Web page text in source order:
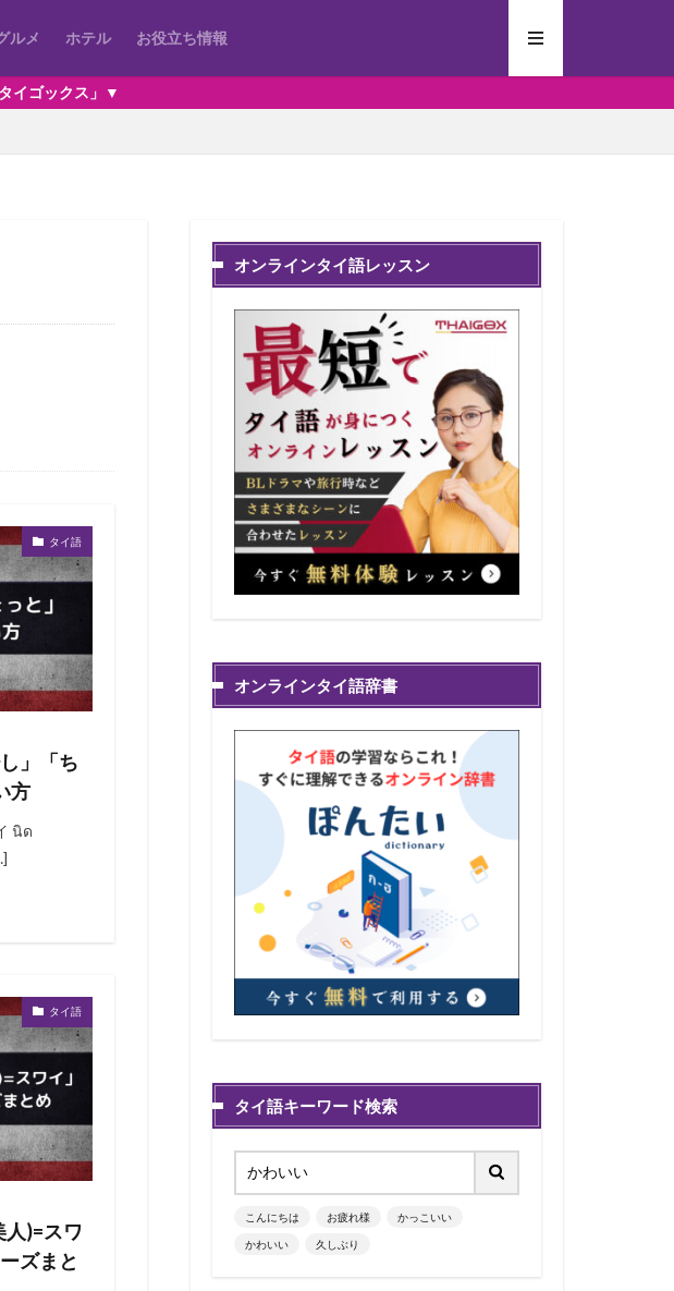
ルメ ホテル お役立ち情報
▼
タイ語
」「ち
方
นิด
タイ語
)=スワ
ズまと
オンラインタイ語レッスン
オンラインタイ語辞書
タイ語キーワード検索
こんにちは お疲れ様 かっこいい
かわいい 久しぶり